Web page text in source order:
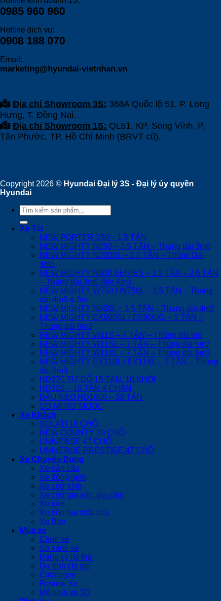
0985 960 960
Hotline dịch vụ:
0908 188 070
Email:
marketing@hyundai-vietnhan.vn
Địa chỉ Showroom 3S: 368A Quốc lộ 51, P. Long
Hưng, T. Đồng Nai.
Địa chỉ Showroom 1S: QL51, KP. Song Vĩnh, P.
Tân Phước, TP. Hồ Chí Minh (BRVT cũ).
Copyright 2026 © Hyundai Đại lý 3S - Đại lý ủy quyền
Hyundai
Tìm
kiếm:
Xe Tải
NEW PORTER 150 – 1.5 TẤN
NEW MIGHTY N250 – 2.5 TẤN – Thùng dài 3m6
NEW MIGHTY N250SL – 2.5 TẤN – Thùng Dài
4m5
NEW MIGHTY N500 SERIES – 1.9 TẤN – 2.6 TẤN
– Thùng dài 3m6 đến 4m5
NEW MIGHTY W750 / W750L – 3.5 TẤN – Thùng
dài 4m5 & 5m
NEW MIGHTY N650L – 3.5 TẤN – Thùng dài 4m5
NEW MIGHTY EX900SL / EX900XL – 5 TẤN –
Thùng dài 6m3
NEW MIGHTY W11S – 7 TẤN – Thùng dài 5m
NEW MIGHTY W11SL – 7 TẤN – Thùng dài 5m7
NEW MIGHTY W11XL – 7 TẤN – Thùng dài 6m3
NEW MIGHTY EX11SL / EX11XL – 7 TẤN – Thùng
dài 6m3
HD270 TỰ ĐỔ 15 TẤN, 10 KHỐI
HD320 – 19 TẤN 4 CHÂN
ĐẦU KÉO HD1000 – 38 TẤN
SƠ MI RƠ MOOC
Xe Khách
SOLATI 16 CHỖ
NEW COUNTY 29 CHỖ
UNIVERSE 47 CHỖ
UNIVERSE PRESTIGE 47 CHỖ
Xe Chuyên Dụng
Xe gắn cẩu
Xe đông lạnh
Xe chở kính
Xe chở gia súc, gia cầm
Xe bồn
Xe bồn hút chất thải
Xe Ben
Mua xe
Chọn xe
So sánh xe
Đăng ký lái thử
Dự tính chi phí
Catalogue
Review Xe
Mô hình xe 3D